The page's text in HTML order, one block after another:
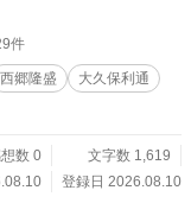
始まる。
件
西郷隆盛
大久保利通
数 0
文字数 1,619
登録日 2026.08.10